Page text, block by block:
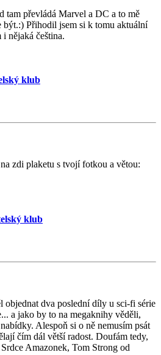
tam převládá Marvel a DC a to mě
být.:) Přihodil jsem si k tomu aktuální
nějaká čeština.
klub
zdi plaketu s tvojí fotkou a větou:
klub
objednat dva poslední díly u sci-fi série
a jako by to na megaknihy věděli,
Alespoň si o ně nemusím psát
čím dál větší radost. Doufám tedy,
Amazonek, Tom Strong od